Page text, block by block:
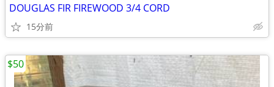
DOUGLAS FIR FIREWOOD 3/4 CORD
15分前
$50